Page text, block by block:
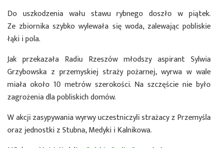
Do uszkodzenia wału stawu rybnego doszło w piątek.
Ze zbiornika szybko wylewała się woda, zalewając pobliskie
łąki i pola.
Jak przekazała Radiu Rzeszów młodszy aspirant Sylwia
Grzybowska z przemyskiej straży pożarnej, wyrwa w wale
miała około 10 metrów szerokości. Na szczęście nie było
zagrożenia dla pobliskich domów.
W akcji zasypywania wyrwy uczestniczyli strażacy z Przemyśla
oraz jednostki z Stubna, Medyki i Kalnikowa.